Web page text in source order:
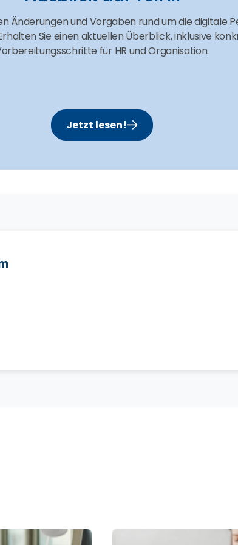
Änderungen und Vorgaben rund um die digitale
Sie einen aktuellen Überblick, inklusive
für HR und Organisation.
Jetzt lesen!